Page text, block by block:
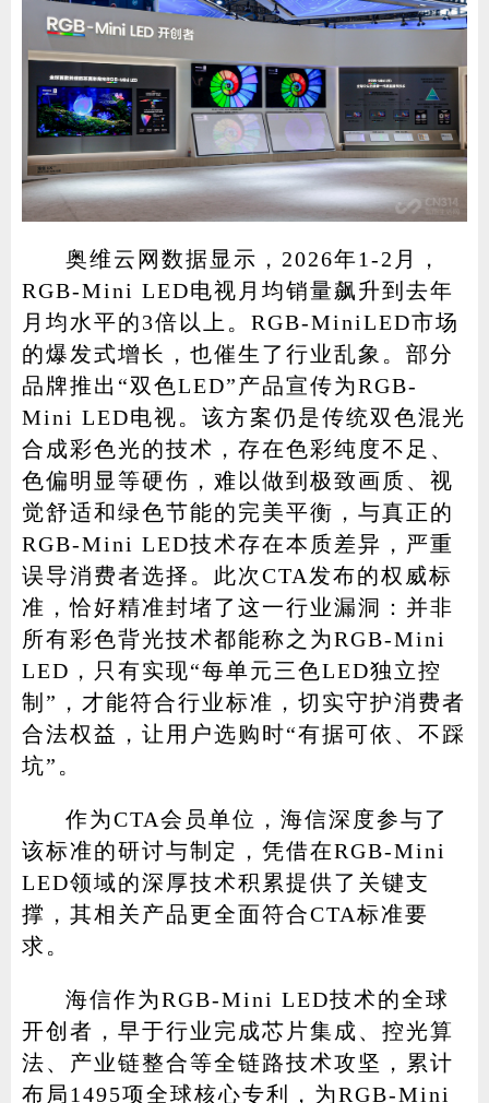
奥维云网数据显示，2026年1-2月，
RGB-Mini LED电视月均销量飙升到去年
月均水平的3倍以上。RGB-MiniLED市场
的爆发式增长，也催生了行业乱象。部分
品牌推出“双色LED”产品宣传为RGB-
Mini LED电视。该方案仍是传统双色混光
合成彩色光的技术，存在色彩纯度不足、
色偏明显等硬伤，难以做到极致画质、视
觉舒适和绿色节能的完美平衡，与真正的
RGB-Mini LED技术存在本质差异，严重
误导消费者选择。此次CTA发布的权威标
准，恰好精准封堵了这一行业漏洞：并非
所有彩色背光技术都能称之为RGB-Mini
LED，只有实现“每单元三色LED独立控
制”，才能符合行业标准，切实守护消费者
合法权益，让用户选购时“有据可依、不踩
坑”。
作为CTA会员单位，海信深度参与了
该标准的研讨与制定，凭借在RGB-Mini
LED领域的深厚技术积累提供了关键支
撑，其相关产品更全面符合CTA标准要
求。
海信作为RGB-Mini LED技术的全球
开创者，早于行业完成芯片集成、控光算
法、产业链整合等全链路技术攻坚，累计
布局1495项全球核心专利，为RGB-Mini